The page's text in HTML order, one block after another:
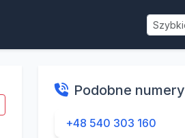
Podobne numery
+48 540 303 160